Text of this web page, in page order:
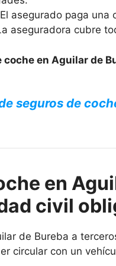
asegurado paga
aseguradora cubre
en Aguilar de
seguros de
en
civil
de Bureba a
circular con un